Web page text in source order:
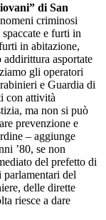
di San
criminosi
e furti in
in abitazione,
asportate
gli operatori
e Guardia di
con attività
ma non si può
prevenzione e
– aggiunge
’80, se non
del prefetto di
del
delle dirette
riesce a dare